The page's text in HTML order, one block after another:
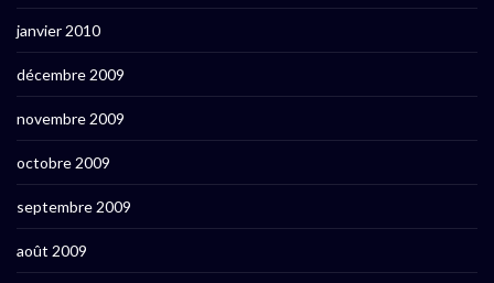
janvier 2010
décembre 2009
novembre 2009
octobre 2009
septembre 2009
août 2009